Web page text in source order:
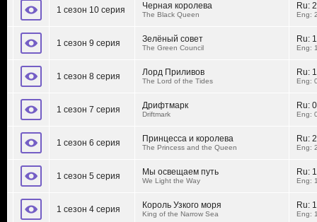
1 сезон 10 серия Черная королева
The Black Queen
Ru:
Eng:
1 сезон 9 серия Зелёный совет
The Green Council
Ru:
Eng:
1 сезон 8 серия Лорд Приливов
The Lord of the Tides
Ru:
Eng:
1 сезон 7 серия Дрифтмарк
Driftmark
Ru:
Eng:
1 сезон 6 серия Принцесса и королева
The Princess and the Queen
Ru:
Eng:
1 сезон 5 серия Мы освещаем путь
We Light the Way
Ru:
Eng:
1 сезон 4 серия Король Узкого моря
King of the Narrow Sea
Ru:
Eng: